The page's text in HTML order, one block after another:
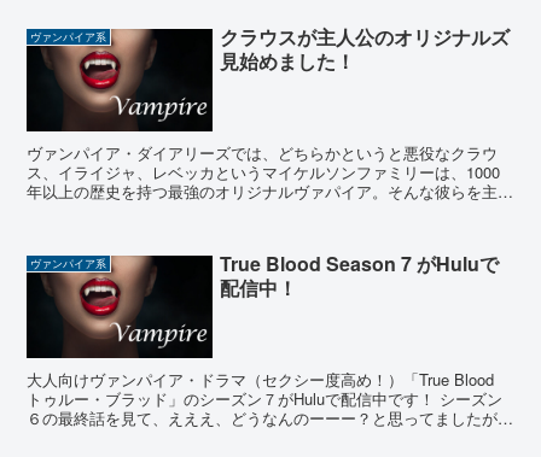
ヴァンパイア系
クラウスが主人公のオリジナルズ
見始めました！
ヴァンパイア・ダイアリーズでは、どちらかというと悪役なクラウ
ス、イライジャ、レベッカというマイケルソンファミリーは、1000
年以上の歴史を持つ最強のオリジナルヴァパイア。そんな彼らを主人
ヴァンパイア系
True Blood Season 7 がHuluで
配信中！
大人向けヴァンパイア・ドラマ（セクシー度高め！）「True Blood
トゥルー・ブラッド」のシーズン７がHuluで配信中です！ シーズン
６の最終話を見て、えええ、どうなんのーーー？と思ってましたが、